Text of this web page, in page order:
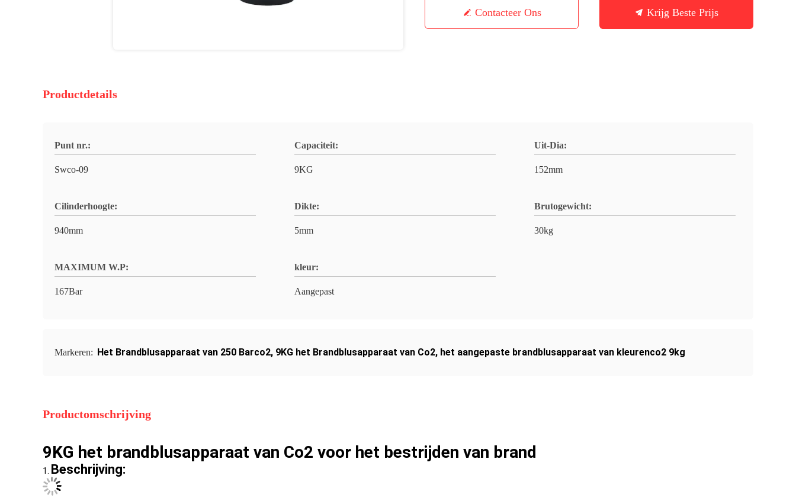
Contacteer Ons Krijg Beste Prijs
Productdetails
Punt nr.:
Swco-09
Capaciteit:
9KG
Uit-Dia:
152mm
Cilinderhoogte:
940mm
Dikte:
5mm
Brutogewicht:
30kg
MAXIMUM W.P:
167Bar
kleur:
Aangepast
Markeren: Het Brandblusapparaat van 250 Barco2, 9KG het Brandblusapparaat van Co2, het aangepaste brandblusapparaat van kleurenco2 9kg
Productomschrijving
9KG het brandblusapparaat van Co2 voor het bestrijden van brand
1. Beschrijving: